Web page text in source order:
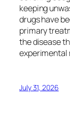
keeping
drugs have
primary
the disease
experimental
July 31, 2026